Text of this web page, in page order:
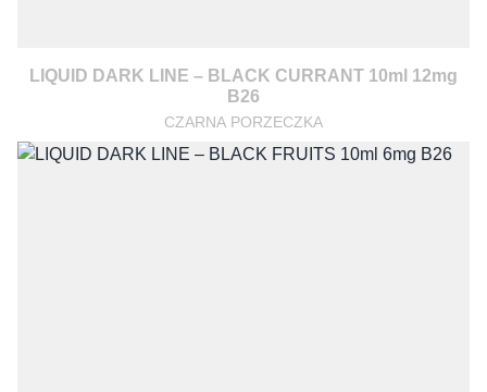
LIQUID DARK LINE – BLACK CURRANT 10ml 12mg
B26
CZARNA PORZECZKA